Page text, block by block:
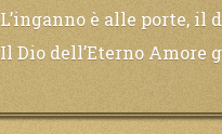
L’inganno è alle porte, il disordine degli ordinati urlerà perdono, ma sarà troppo tardi, il
Il Dio dell’Eterno Amore grida tutto il Suo bene per i Suoi,richiama a Sé i lontani, affinché si